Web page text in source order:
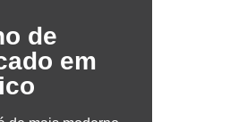
de
em